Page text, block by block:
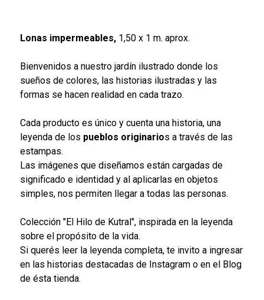
Lonas impermeables, 1,50 x 1 m. aprox.
Bienvenidos a nuestro jardín ilustrado donde los
sueños de colores, las historias ilustradas y las
formas se hacen realidad en cada trazo.
Cada producto es único y cuenta una historia, una
leyenda de los pueblos originarios a través de las
estampas.
Las imágenes que diseñamos están cargadas de
significado e identidad y al aplicarlas en objetos
simples, nos permiten llegar a todas las personas.
Colección "El Hilo de Kutral", inspirada en la leyenda
sobre el propósito de la vida.
Si querés leer la leyenda completa, te invito a ingresar
en las historias destacadas de Instagram o en el Blog
de ésta tienda.